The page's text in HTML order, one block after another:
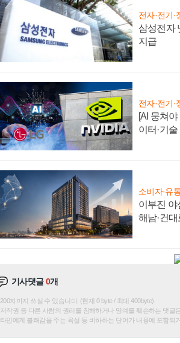
전자·전기·
삼성전자
지급
전자·전기·
[AI 뭉쳐
이터·기
소비자·유
이부진 야
해남·건
기사댓글0개
200자까지 쓰실 수 있습니다. (현재 0 byte / 최대 400byte)
저작권 등 다른 사람의 권리를 침해하거나 명예를 훼손하는 댓글
타인에게 불쾌감을 주는 욕설 등 비하하는 단어가 내용에 포함되